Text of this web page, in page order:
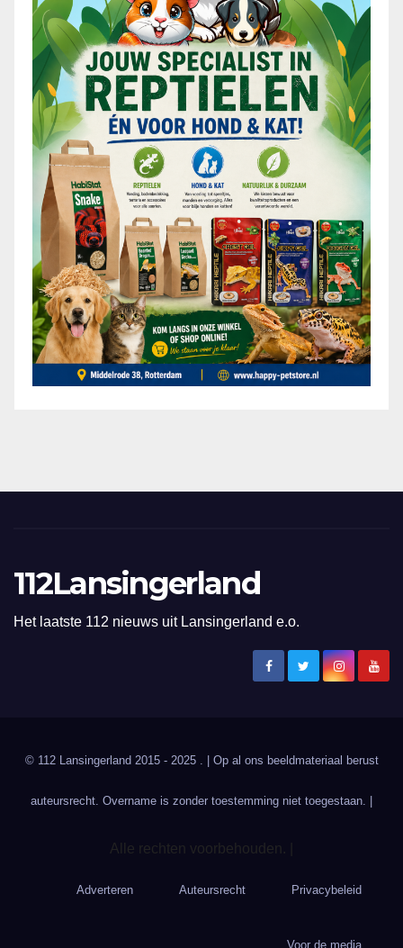
112Lansingerland
Het laatste 112 nieuws uit Lansingerland e.o.
© 112 Lansingerland 2015 - 2025 . | Op al ons beeldmateriaal berust
auteursrecht. Overname is zonder toestemming niet toegestaan. |
Alle rechten voorbehouden. |
Adverteren Auteursrecht Privacybeleid
Voor de media